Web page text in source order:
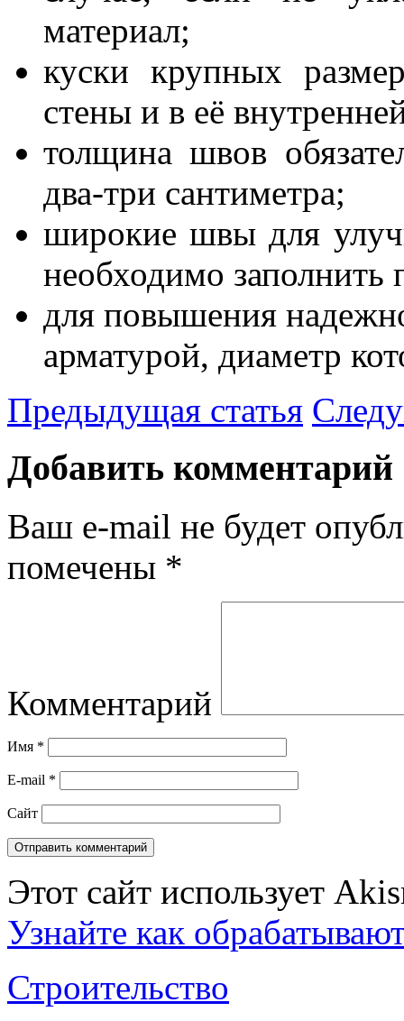
материал;
куски крупных
стены и в её
толщина швов
два-три сантиметра;
широкие швы для
необходимо
для повышения
арматурой, диаметр
Предыдущая статья
Добавить комментарий
Ваш e-mail не будет
помечены *
Комментарий
Имя *
E-mail *
Сайт
Этот сайт использует
Узнайте как
Строительство